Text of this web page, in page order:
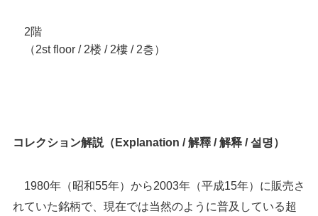
2階
（2st floor / 2楼 / 2樓 / 2층）
コレクション解説（Explanation / 解釋 / 解释 / 설명）
1980年（昭和55年）から2003年（平成15年）に販売さ
れていた銘柄で、現在では当然のように普及している超